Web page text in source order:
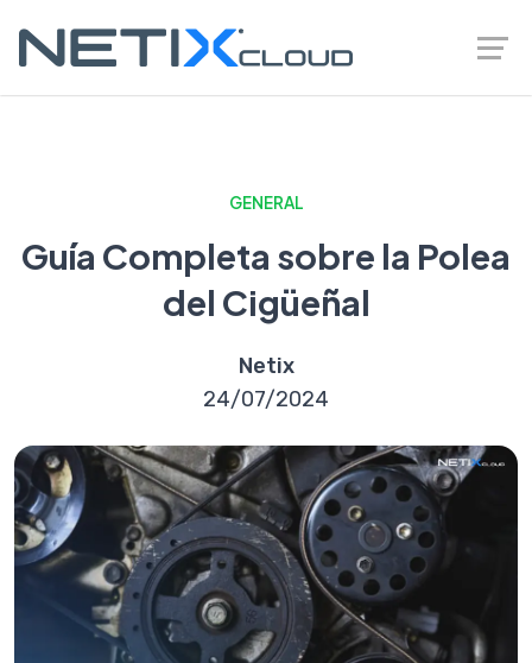
GENERAL
Guía Completa sobre la Polea
del Cigüeñal
Netix
24/07/2024